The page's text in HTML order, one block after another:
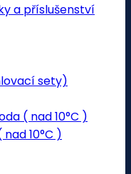
a příslušenství
sety)
( nad 10°C )
10°C )